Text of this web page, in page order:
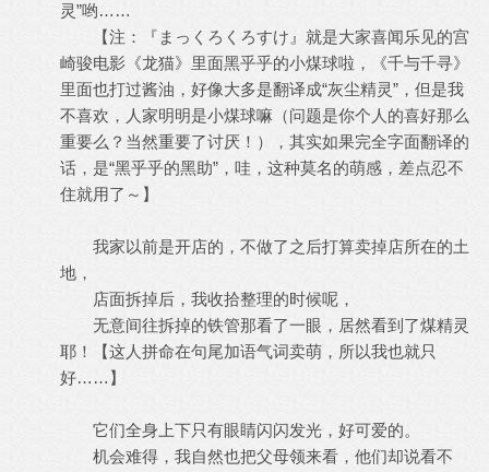
灵”哟……
【注：『まっくろくろすけ』就是大家喜闻乐见的宫
崎骏电影《龙猫》里面黑乎乎的小煤球啦，《千与千寻》
里面也打过酱油，好像大多是翻译成“灰尘精灵”，但是我
不喜欢，人家明明是小煤球嘛（问题是你个人的喜好那么
重要么？当然重要了讨厌！），其实如果完全字面翻译的
话，是“黑乎乎的黑助”，哇，这种莫名的萌感，差点忍不
住就用了～】
我家以前是开店的，不做了之后打算卖掉店所在的土
地，
店面拆掉后，我收拾整理的时候呢，
无意间往拆掉的铁管那看了一眼，居然看到了煤精灵
耶！【这人拼命在句尾加语气词卖萌，所以我也就只
好……】
它们全身上下只有眼睛闪闪发光，好可爱的。
机会难得，我自然也把父母领来看，他们却说看不